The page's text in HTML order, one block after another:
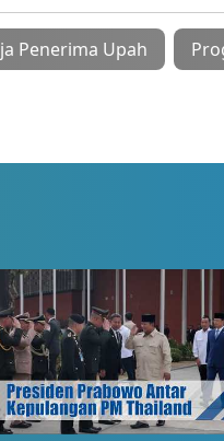
Penerima Upah